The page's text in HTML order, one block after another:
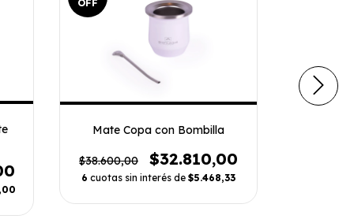
OFF
Mate Copa con Bombilla
$38.600,00 $32.810,00
6 cuotas sin interés de $5.468,33